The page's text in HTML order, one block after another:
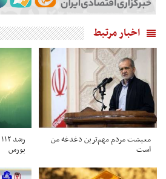
اخبار مرتبط
معیشت مردم مهم‌ترین دغدغه من
است بورس